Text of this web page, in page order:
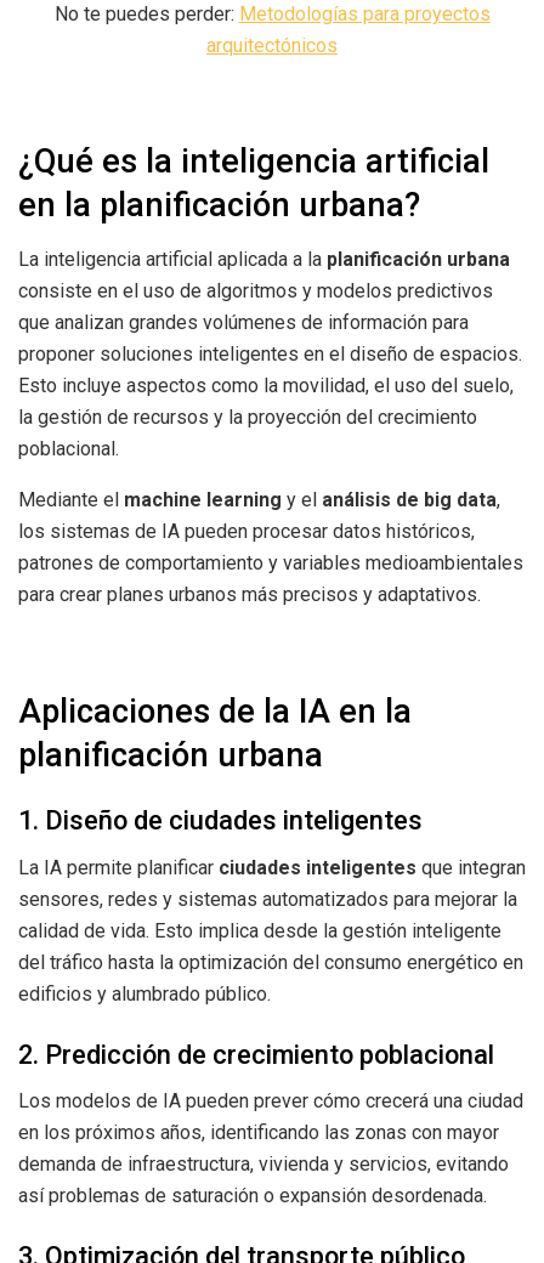
No te puedes perder: Metodologías para proyectos
arquitectónicos
¿Qué es la inteligencia artificial
en la planificación urbana?
La inteligencia artificial aplicada a la planificación urbana
consiste en el uso de algoritmos y modelos predictivos
que analizan grandes volúmenes de información para
proponer soluciones inteligentes en el diseño de espacios.
Esto incluye aspectos como la movilidad, el uso del suelo,
la gestión de recursos y la proyección del crecimiento
poblacional.
Mediante el machine learning y el análisis de big data,
los sistemas de IA pueden procesar datos históricos,
patrones de comportamiento y variables medioambientales
para crear planes urbanos más precisos y adaptativos.
Aplicaciones de la IA en la
planificación urbana
1. Diseño de ciudades inteligentes
La IA permite planificar ciudades inteligentes que integran
sensores, redes y sistemas automatizados para mejorar la
calidad de vida. Esto implica desde la gestión inteligente
del tráfico hasta la optimización del consumo energético en
edificios y alumbrado público.
2. Predicción de crecimiento poblacional
Los modelos de IA pueden prever cómo crecerá una ciudad
en los próximos años, identificando las zonas con mayor
demanda de infraestructura, vivienda y servicios, evitando
así problemas de saturación o expansión desordenada.
3. Optimización del transporte público